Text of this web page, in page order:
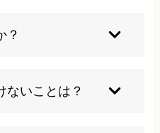
？
切な治療やケアなしに
す。
ないことは？